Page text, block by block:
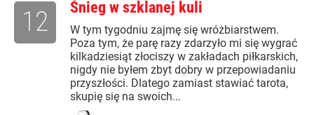
Śnieg w szklanej kuli
W tym tygodniu zajmę się wróżbiarstwem.
Poza tym, że parę razy zdarzyło mi się wygrać
kilkadziesiąt złociszy w zakładach piłkarskich,
nigdy nie byłem zbyt dobry w przepowiadaniu
przyszłości. Dlatego zamiast stawiać tarota,
skupię się na swoich...
12